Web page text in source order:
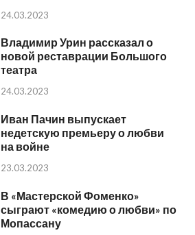
24.03.2023
Владимир Урин рассказал о
новой реставрации Большого
театра
24.03.2023
Иван Пачин выпускает
недетскую премьеру о любви
на войне
23.03.2023
В «Мастерской Фоменко»
сыграют «комедию о любви» по
Мопассану